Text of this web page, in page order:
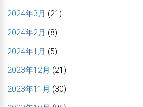
2024年3月 (21)
2024年2月 (8)
2024年1月 (5)
2023年12月 (21)
2023年11月 (30)